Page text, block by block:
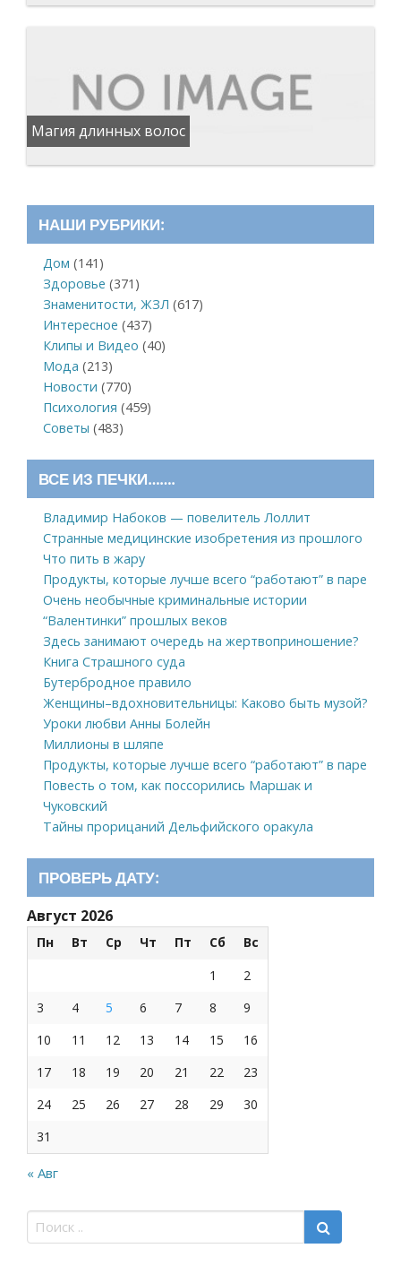
Магия длинных волос
НАШИ РУБРИКИ:
Дом (141)
Здоровье (371)
Знаменитости, ЖЗЛ (617)
Интересное (437)
Клипы и Видео (40)
Мода (213)
Новости (770)
Психология (459)
Советы (483)
ВСЕ ИЗ ПЕЧКИ…….
Владимир Набоков — повелитель Лоллит
Странные медицинские изобретения из прошлого
Что пить в жару
Продукты, которые лучше всего “работают” в паре
Очень необычные криминальные истории
“Валентинки” прошлых веков
Здесь занимают очередь на жертвоприношение?
Книга Страшного суда
Бутербродное правило
Женщины–вдохновительницы: Каково быть музой?
Уроки любви Анны Болейн
Миллионы в шляпе
Продукты, которые лучше всего “работают” в паре
Повесть о том, как поссорились Маршак и
Чуковский
Тайны прорицаний Дельфийского оракула
ПРОВЕРЬ ДАТУ:
Август 2026
Пн Вт Ср Чт Пт Сб
Вс
1
2
3
4 5 6 7 8
9
10
11 12 13 14 15
16
17
18 19 20 21 22
23
24
25 26 27 28 29
30
31
« Авг